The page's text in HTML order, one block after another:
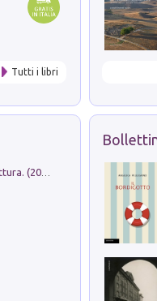
Tutti i libri
Dromos. Libro periodico di architettura. (2026). Vol. 15: Post-model